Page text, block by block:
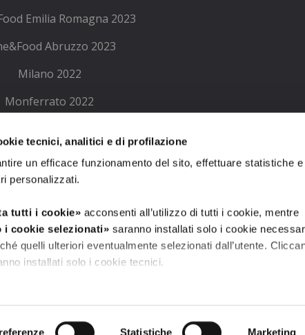
tecnici, analitici e di profilazione
un efficace funzionamento del sito, effettuare statistiche e
personalizzati.
tutti i cookie» acconsenti all’utilizzo di tutti i cookie, mentre
i cookie selezionati» saranno installati solo i cookie
quelli ulteriori eventualmente selezionati dall’utente.
installati solo i cookie tecnici.
Statistiche Marketing
Emilia Romagna 2023
Abruzzo 2023
Milano 2022
Monferrato 2022
Wine Lombardia 2022
Milano 2021
Monferrato 2021
Contributi PA
Privacy Policy